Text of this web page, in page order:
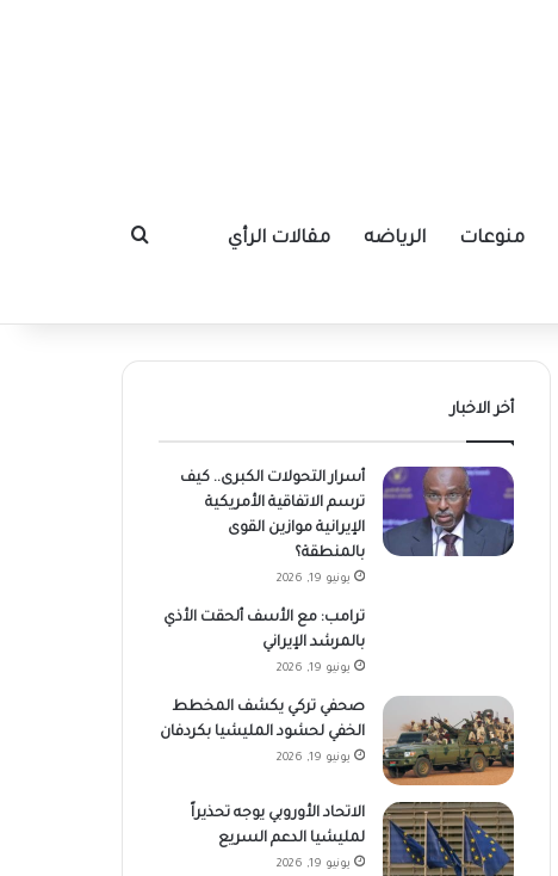
منوعات الرياضه مقالات الرأي بحث عن
أخر الاخبار
أسرار التحولات الكبرى.. كيف
ترسم الاتفاقية الأمريكية
الإيرانية موازين القوى
بالمنطقة؟
يونيو 19, 2026
ترامب: مع الأسف ألحقت الأذي
بالمرشد الإيراني
يونيو 19, 2026
صحفي تركي يكشف المخطط
الخفي لحشود المليشيا بكردفان
يونيو 19, 2026
الاتحاد الأوروبي يوجه تحذيراً
لمليشيا الدعم السريع
يونيو 19, 2026